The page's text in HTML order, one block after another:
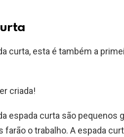
curta, esta é também a
criada!
espada curta são pequenos
farão o trabalho. A espada